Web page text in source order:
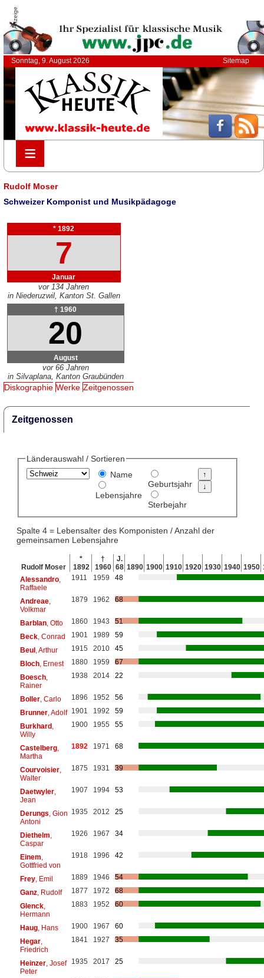
Anzeige
Sonntag, 9. August 2026 Sitemap
≡
≡
Rudolf Moser
Schweizer Komponist und Musikpädagoge
* 1892
7
Januar
vor 134 Jahren
in Niederuzwil, Kanton St. Gallen
† 1960
20
August
vor 66 Jahren
in Silvaplana, Kanton Graubünden
Diskographie Werke Zeitgenossen
Zeitgenossen
Länderauswahl / Sortieren
Name
Lebensjahre
Geburtsjahr
Sterbejahr
Spalte 4 = Lebensalter des Komponisten / Anzahl der
gemeinsamen Lebensjahre
Rudolf Moser
*
1892
†
1960
J.
68 1890 1900 1910 1920 1930 1940 1950
Alessandro,
Raffaele
1911 1959 48
Andreae,
Volkmar
1879 1962 68
Barblan, Otto 1860 1943
51
Beck, Conrad 1901 1989
59
Beul , Arthur 1915 2010
45
Bloch, Ernest 1880 1959
67
Boesch,
Rainer
1938 2014 22
Boller, Carlo 1896 1952
56
Brunner, Adolf 1901 1992
59
Burkhard ,
Willy
1900 1955 55
Castelberg,
Martha
1892 1971 68
Courvoisier,
Walter
1875 1931 39
Daetwyler,
Jean
1907 1994 53
Derungs, Gion
Antoni
1935 2012 25
Diethelm,
Caspar
1926 1967 34
Einem,
Gottfried von
1918 1996 42
Frey, Emil 1889 1946
54
Ganz, Rudolf 1877 1972
68
Glenck,
Hermann
1883 1952 60
Haug, Hans 1900 1967
60
Hegar,
Friedrich
1841 1927 35
Heinzer, Josef
Peter
1935 2017 25